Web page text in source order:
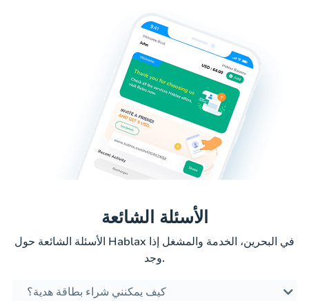
الأسئلة الشائعة
الأسئلة الشائعة حول Hablax في البحرين، الخدمة والمشغل إذا
وجد.
كيف يمكنني شراء بطاقة هدية؟